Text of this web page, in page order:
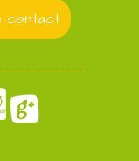
contact